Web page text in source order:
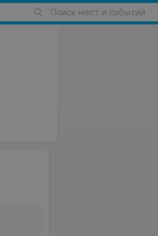
Поиск мест и событий